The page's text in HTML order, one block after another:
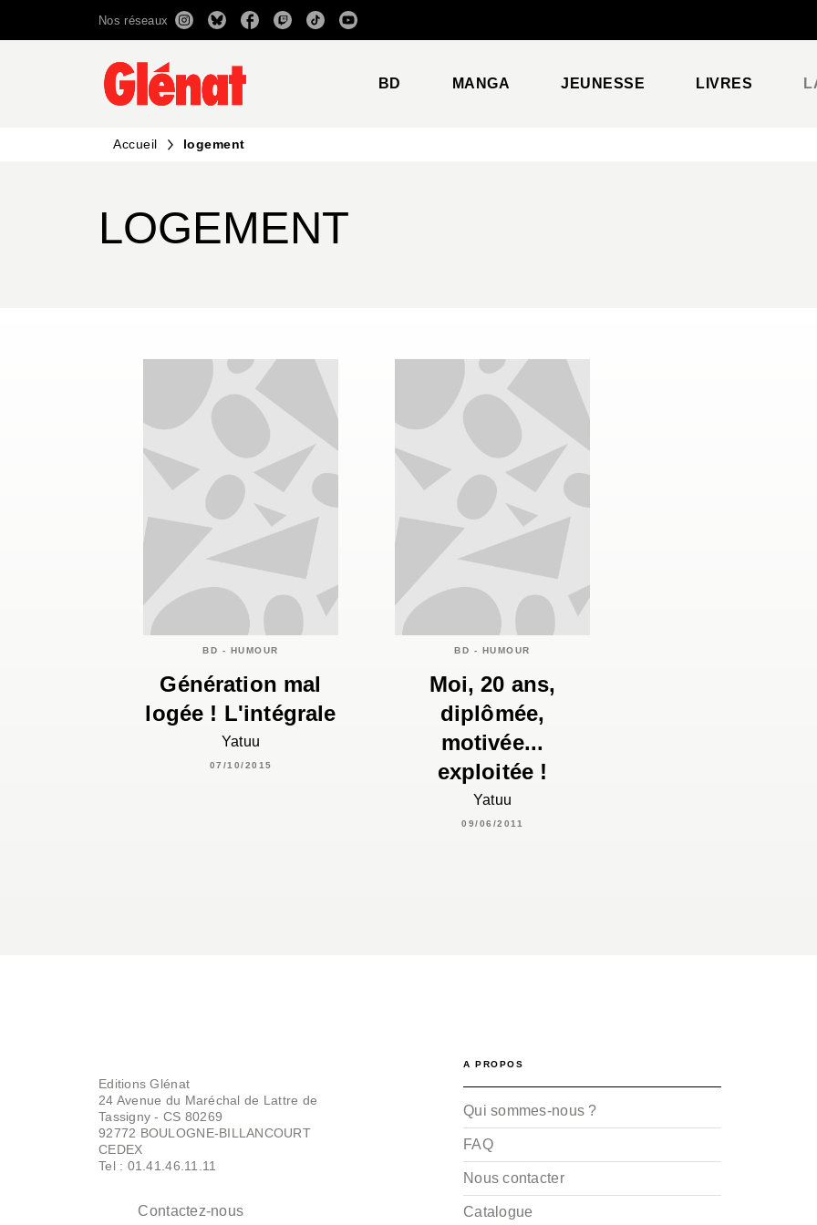
RECHERCHE CONTENU
Nos réseaux
BD MANGA JEUNESSE LIVRES
Accueil logement
LOGEMENT
BD - HUMOUR
Génération mal
logée ! L'intégrale
Yatuu
07/10/2015
BD - HUMOUR
Moi, 20 ans,
diplômée,
motivée...
exploitée !
Yatuu
09/06/2011
Editions Glénat
24 Avenue du Maréchal de Lattre de
Tassigny - CS 80269
92772 BOULOGNE-BILLANCOURT
CEDEX
Tel : 01.41.46.11.11
Contactez-nous
A PROPOS
Qui sommes-nous ?
FAQ
Nous contacter
Catalogue